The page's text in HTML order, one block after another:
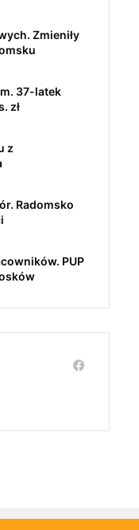
Zmieniły
37-latek
zł
z
Radomsko
PUP